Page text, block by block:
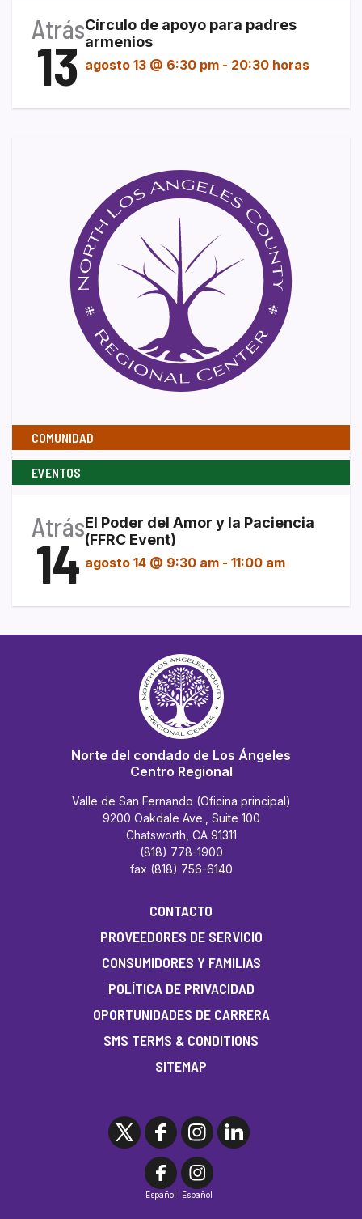
Atrás
13
Círculo de apoyo para padres
armenios
agosto 13 @ 6:30 pm - 20:30 horas
COMUNIDAD
EVENTOS
Atrás
14
El Poder del Amor y la Paciencia
(FFRC Event)
agosto 14 @ 9:30 am - 11:00 am
Norte del condado de Los Ángeles
Centro Regional
Valle de San Fernando (Oficina principal)
9200 Oakdale Ave., Suite 100
Chatsworth, CA 91311
(818) 778-1900
fax (818) 756-6140
CONTACTO
PROVEEDORES DE SERVICIO
CONSUMIDORES Y FAMILIAS
POLÍTICA DE PRIVACIDAD
OPORTUNIDADES DE CARRERA
SMS TERMS & CONDITIONS
SITEMAP
Español Español